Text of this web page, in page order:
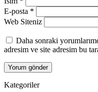
E-posta *
Web Siteniz
Daha sonraki
adresim ve site adresim bu
Kategoriler